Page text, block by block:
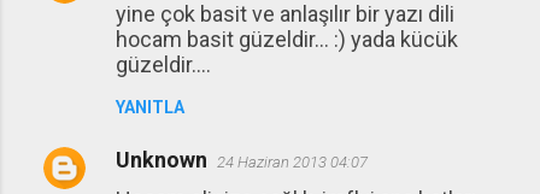
yine çok basit ve anlaşılır bir yazı dili
hocam basit güzeldir... :) yada kücük
güzeldir....
YANITLA
Unknown 24 Haziran 2013 04:07